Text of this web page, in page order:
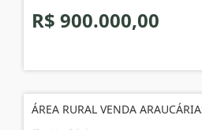
R$ 900.000,00
ÁREA RURAL VENDA